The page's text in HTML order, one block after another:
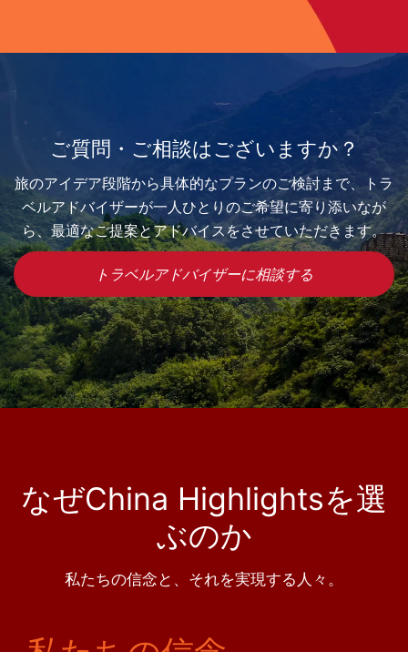
ご質問・ご相談はございますか？
旅のアイデア段階から具体的なプランのご検討まで、トラ
ベルアドバイザーが一人ひとりのご希望に寄り添いなが
ら、最適なご提案とアドバイスをさせていただきます。
トラベルアドバイザーに相談する
なぜChina Highlightsを選
ぶのか
私たちの信念と、それを実現する人々。